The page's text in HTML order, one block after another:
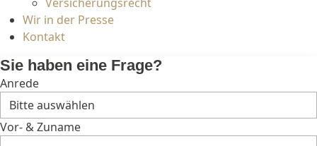
Wir in der Presse
Kontakt
Sie haben eine Frage?
Anrede
Vor- & Zuname